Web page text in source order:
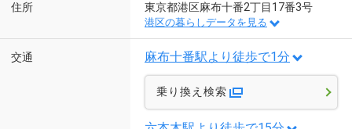
住所 東京都港区麻布十番2丁目17番3号
港区の暮らしデータを見る
交通 麻布十番駅より徒歩で1分
乗り換え検索